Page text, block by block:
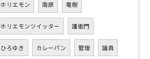
ホリエモン 南原 竜樹
ホリエモンツイッター 護衛門
ひろゆき カレーパン 管理 議員